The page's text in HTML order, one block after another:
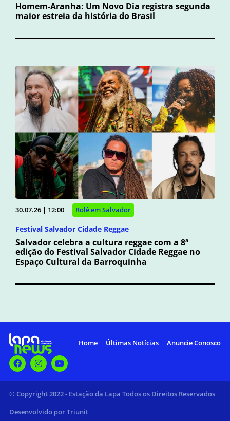
Homem-Aranha: Um Novo Dia registra segunda
maior estreia da história do Brasil
30.07.26 | 12:00 Rolê em Salvador
Festival Salvador Cidade Reggae
Salvador celebra a cultura reggae com a 8ª
edição do Festival Salvador Cidade Reggae no
Espaço Cultural da Barroquinha
Home Últimas Notícias Anuncie Conosco
© Copyright 2022 - Estação da Lapa Todos os Direitos Reservados
Desenvolvido por Triunit